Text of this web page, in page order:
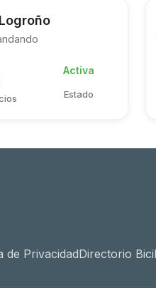
Activa
Estado
de PrivacidadDirectorio